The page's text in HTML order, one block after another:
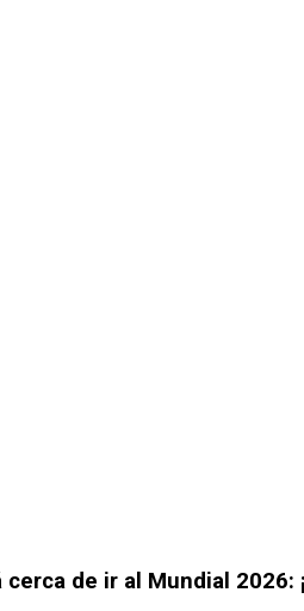
de ir al Mundial 2026: